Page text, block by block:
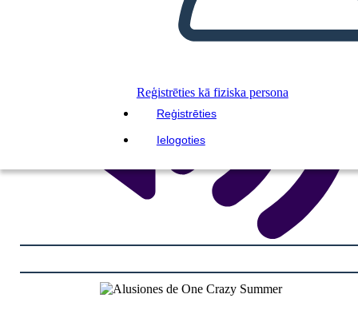
Reģistrēties kā fiziska persona
Reģistrēties
Ielogoties